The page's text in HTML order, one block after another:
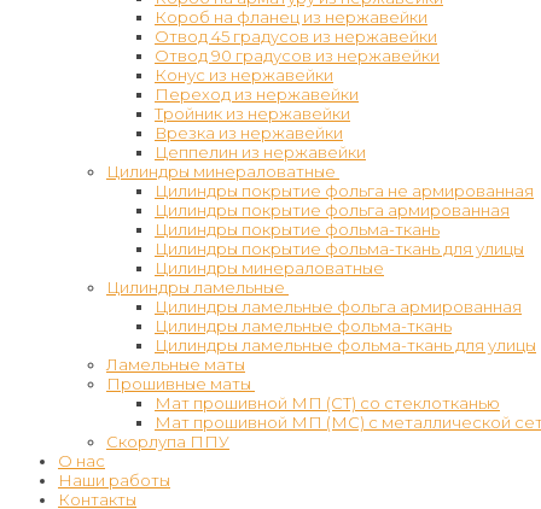
Короб на фланец из нержавейки
Отвод 45 градусов из нержавейки
Отвод 90 градусов из нержавейки
Конус из нержавейки
Переход из нержавейки
Тройник из нержавейки
Врезка из нержавейки
Цеппелин из нержавейки
Цилиндры минераловатные
Цилиндры покрытие фольга не армированная
Цилиндры покрытие фольга армированная
Цилиндры покрытие фольма-ткань
Цилиндры покрытие фольма-ткань для улицы
Цилиндры минераловатные
Цилиндры ламельные
Цилиндры ламельные фольга армированная
Цилиндры ламельные фольма-ткань
Цилиндры ламельные фольма-ткань для улицы
Ламельные маты
Прошивные маты
Мат прошивной МП (СТ) со стеклотканью
Мат прошивной МП (МС) с металлической
Скорлупа ППУ
О нас
Наши работы
Контакты